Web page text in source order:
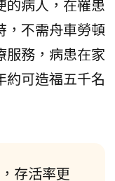
的病人，在罹患
，不需舟車勞頓
服務，病患在家
約可造福五千名
存活率更